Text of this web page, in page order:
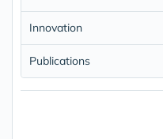
Innovation
Publications